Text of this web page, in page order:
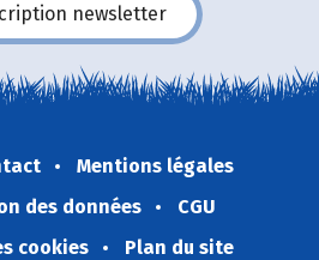
newsletter
Mentions légales
des données
CGU
cookies
Plan du site